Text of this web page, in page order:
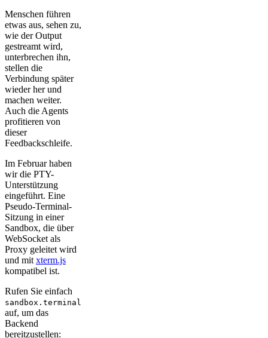
Menschen führen
etwas aus, sehen zu,
wie der Output
gestreamt wird,
unterbrechen ihn,
stellen die
Verbindung später
wieder her und
machen weiter.
Auch die Agents
profitieren von
dieser
Feedbackschleife.
Im Februar haben
wir die PTY-
Unterstützung
eingeführt. Eine
Pseudo-Terminal-
Sitzung in einer
Sandbox, die über
WebSocket als
Proxy geleitet wird
und mitxterm.js
kompatibel ist.
Rufen Sie einfach
sandbox.terminal
auf, um das
Backend
bereitzustellen: